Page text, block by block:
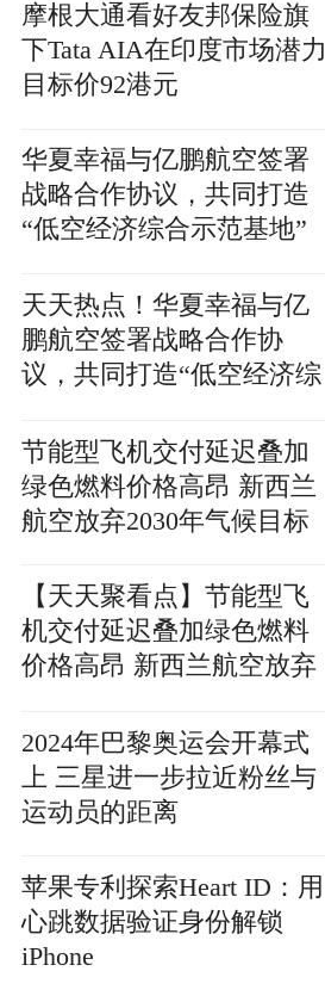
摩根大通看好友邦保险旗
下Tata AIA在印度市场潜力
目标价92港元
华夏幸福与亿鹏航空签署
战略合作协议，共同打造
“低空经济综合示范基地”
天天热点！华夏幸福与亿
鹏航空签署战略合作协
议，共同打造“低空经济综
节能型飞机交付延迟叠加
绿色燃料价格高昂 新西兰
航空放弃2030年气候目标
【天天聚看点】节能型飞
机交付延迟叠加绿色燃料
价格高昂 新西兰航空放弃
2024年巴黎奥运会开幕式
上 三星进一步拉近粉丝与
运动员的距离
苹果专利探索Heart ID：用
心跳数据验证身份解锁
iPhone